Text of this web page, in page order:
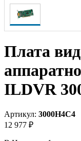
Плата
ILDVR
Артикул: 3000H4C4
12 977 ₽